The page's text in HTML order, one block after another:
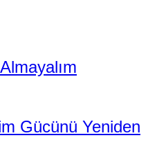
Gücünü Yeniden